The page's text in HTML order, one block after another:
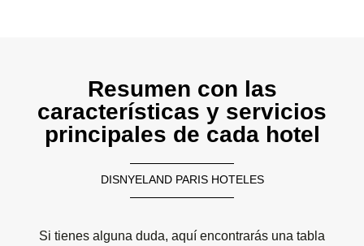
Resumen con las
características y servicios
principales de cada hotel
DISNYELAND PARIS HOTELES
Si tienes alguna duda, aquí encontrarás una tabla